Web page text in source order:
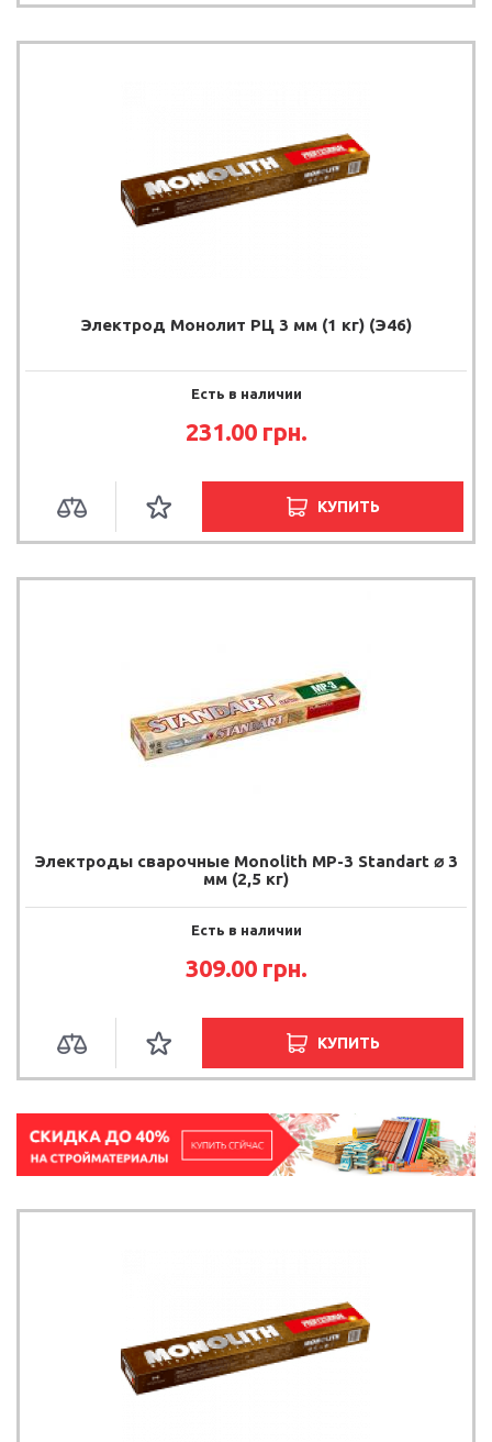
Электрод Монолит РЦ 3 мм (1 кг) (Э46)
Есть в наличии
231.00 грн.
КУПИТЬ
Электроды сварочные Monolith МР-3 Standart ⌀ 3
мм (2,5 кг)
Есть в наличии
309.00 грн.
КУПИТЬ